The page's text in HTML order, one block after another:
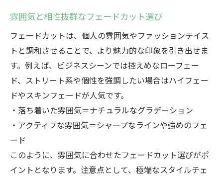
雰囲気と相性抜群なフェードカット選び
フェードカットは、個人の雰囲気やファッションテイス
トと調和させることで、より魅力的な印象を引き出せま
す。例えば、ビジネスシーンでは控えめなローフェー
ド、ストリート系や個性を強調したい場合はハイフェー
ドやスキンフェードが人気です。
・落ち着いた雰囲気＝ナチュラルなグラデーション
・アクティブな雰囲気＝シャープなラインや強めのフェ
ード
このように、雰囲気に合わせたフェードカット選びがポ
イントとなります。注意点として、極端なスタイルチェ